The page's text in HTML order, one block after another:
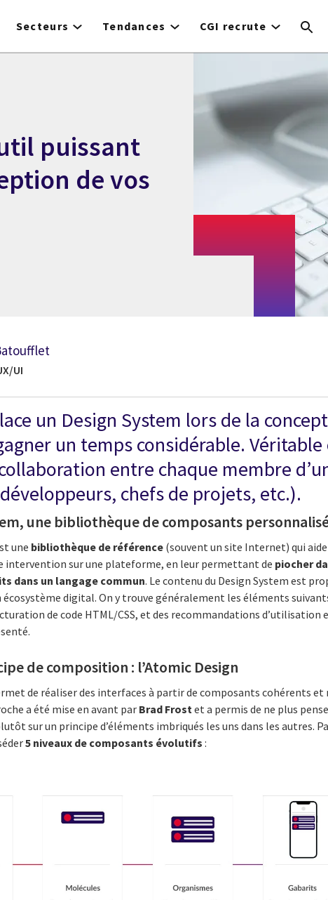
Secteurs Tendances CGI recrute
puissant
de vos
UI
un Design System lors de la
un temps considérable.
entre chaque membre
chefs de projets, etc.).
une bibliothèque de composants
une bibliothèque de référence (souvent un site Internet) qui
intervention sur une plateforme, en leur permettant de piocher
dans un langage commun. Le contenu du Design System est
digital. On y trouve généralement les éléments
de code HTML/CSS, et des recommandations
de composition : l’Atomic Design
de réaliser des interfaces à partir de composants cohérents et
a été mise en avant par Brad Frost et a permis de ne plus
sur un principe d’éléments imbriqués les uns dans les autres.
5 niveaux de composants évolutifs :